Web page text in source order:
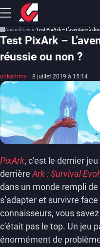
Accueil Tests Test PixArk – L’aventure à
Test PixArk –
réussie ou non ?
ohkammy 8 juillet 2019 à 15:14
PixArk, c’est le dernier jeu
derrière Ark : Survival
dans un monde rempli
s’adapter et survivre
connaisseurs, vous
c’était pas le top. Un jeu
énormément de